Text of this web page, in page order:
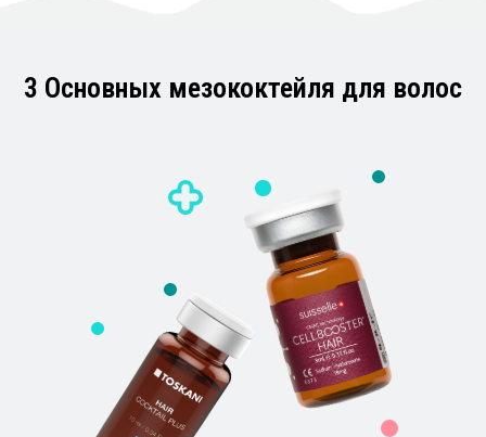
3 Основных мезококтейля для волос